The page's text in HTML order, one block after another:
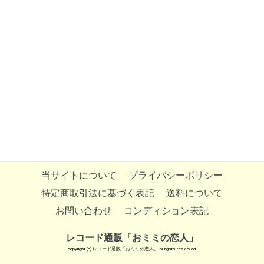
当サイトについて
プライバシーポリシー
特定商取引法に基づく表記
送料について
お問い合わせ
コンディション表記
レコード通販「おミミの恋人」
copyright (c) レコード通販「おミミの恋人」 all rights reserved.